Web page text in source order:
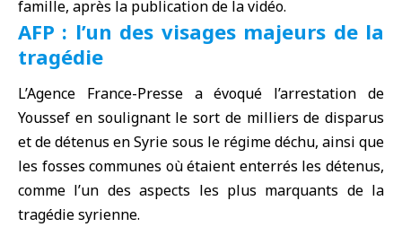
famille, après la publication de la vidéo.
AFP : l’un des visages majeurs de la
tragédie
L’Agence France-Pressea évoqué l’arrestation de
Youssef en soulignant le sort de milliers de disparus
et de détenus en Syrie sous le régime déchu, ainsi que
les fosses communes où étaient enterrés les détenus,
comme l’un des aspects les plus marquants de la
tragédie syrienne.